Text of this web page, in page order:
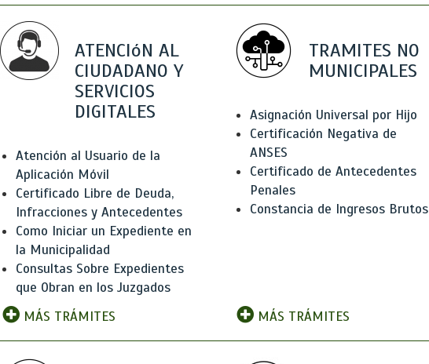
ATENCIóN AL
CIUDADANO Y
SERVICIOS
DIGITALES
Atención al Usuario de la
Aplicación Móvil
Certificado Libre de Deuda,
Infracciones y Antecedentes
Como Iniciar un Expediente en
la Municipalidad
Consultas Sobre Expedientes
que Obran en los Juzgados
MÁS TRÁMITES
TRAMITES NO
MUNICIPALES
Asignación Universal por Hijo
Certificación Negativa de
ANSES
Certificado de Antecedentes
Penales
Constancia de Ingresos Brutos
MÁS TRÁMITES